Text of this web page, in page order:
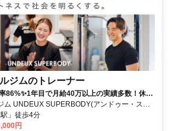
ジムのトレーナー
86%✨1年目で月給40万以上の実績多数！休み
サポート！
ム UNDEUX SUPERBODY(アンドゥー・スー
千葉駅」徒歩4分
円